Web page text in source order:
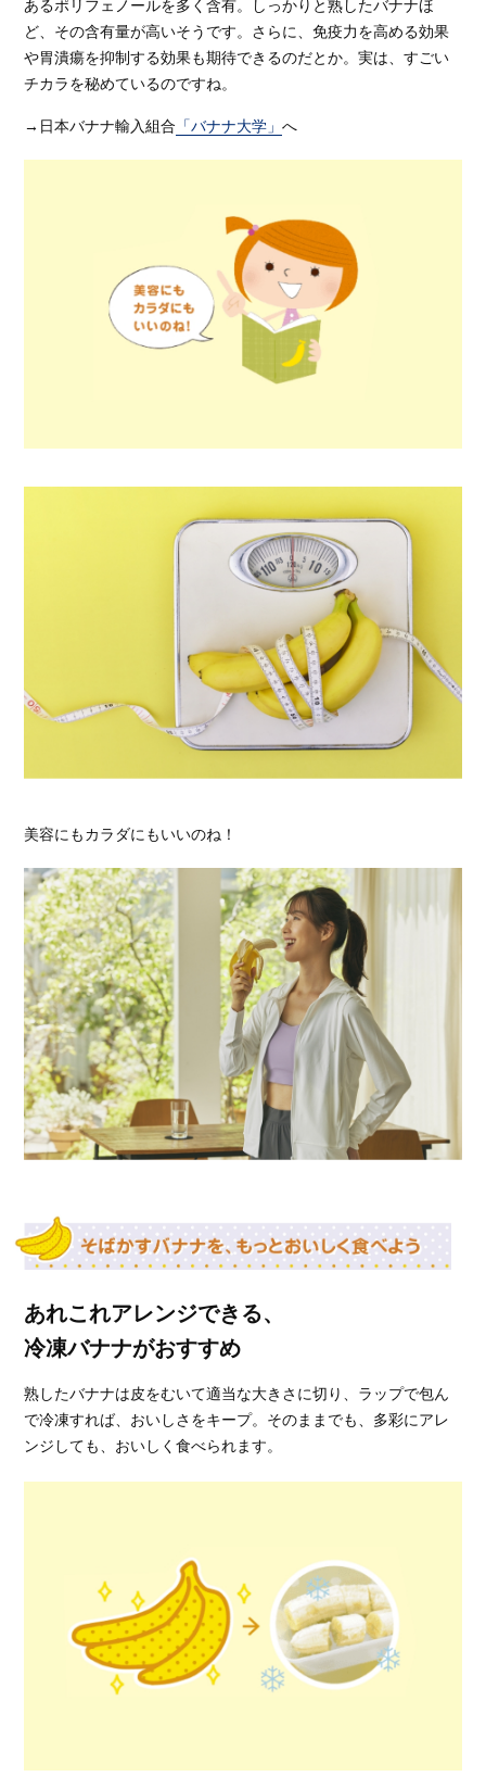
あるポリフェノールを多く含有。しっかりと熟したバナナほ
ど、その含有量が高いそうです。さらに、免疫力を高める効果
や胃潰瘍を抑制する効果も期待できるのだとか。実は、すごい
チカラを秘めているのですね。
→日本バナナ輸入組合 「バナナ大学」へ
美容にもカラダにもいいのね！
あれこれアレンジできる、
冷凍バナナがおすすめ
熟したバナナは皮をむいて適当な大きさに切り、ラップで包ん
で冷凍すれば、おいしさをキープ。そのままでも、多彩にアレ
ンジしても、おいしく食べられます。